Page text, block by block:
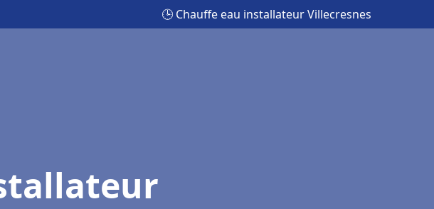
🕒 Chauffe eau installateur Villecresnes